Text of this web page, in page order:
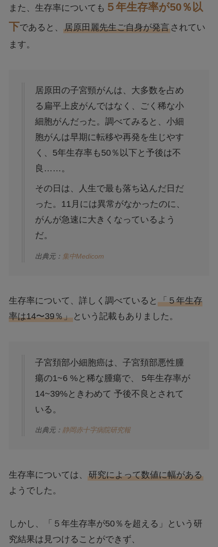
また、生存率についても ５年生存率が50％以
下であると、 居原田麗先生ご自身が発言されてい
ます。
居原田の子宮頸がんは、大多数を占め
る扁平上皮がんではなく、ごく稀な小
細胞がんだった。調べてみると、小細
胞がんは早期に転移や再発を生じやす
く、5年生存率も50％以下と予後は不
良……。
その日は、人生で最も落ち込んだ日だ
った。11月には異常がなかったのに、
がんが急速に大きくなっているよう
だ。
出典元： 集中Medicom
生存率について、詳しく調べていると 「５年生存
率は14〜39％」という記載もありました。
子宮頚部小細胞癌は、子宮頚部悪性腫
瘍の1~6 %と稀な腫瘍で、 5年生存率が
14~39%ときわめて 予後不良とされて
いる。
出典元： 静岡赤十字病院研究報
生存率については、 研究によって数値に幅がある
ようでした。
しかし、「５年生存率が50％を超える」という研
究結果は見つけることができず、